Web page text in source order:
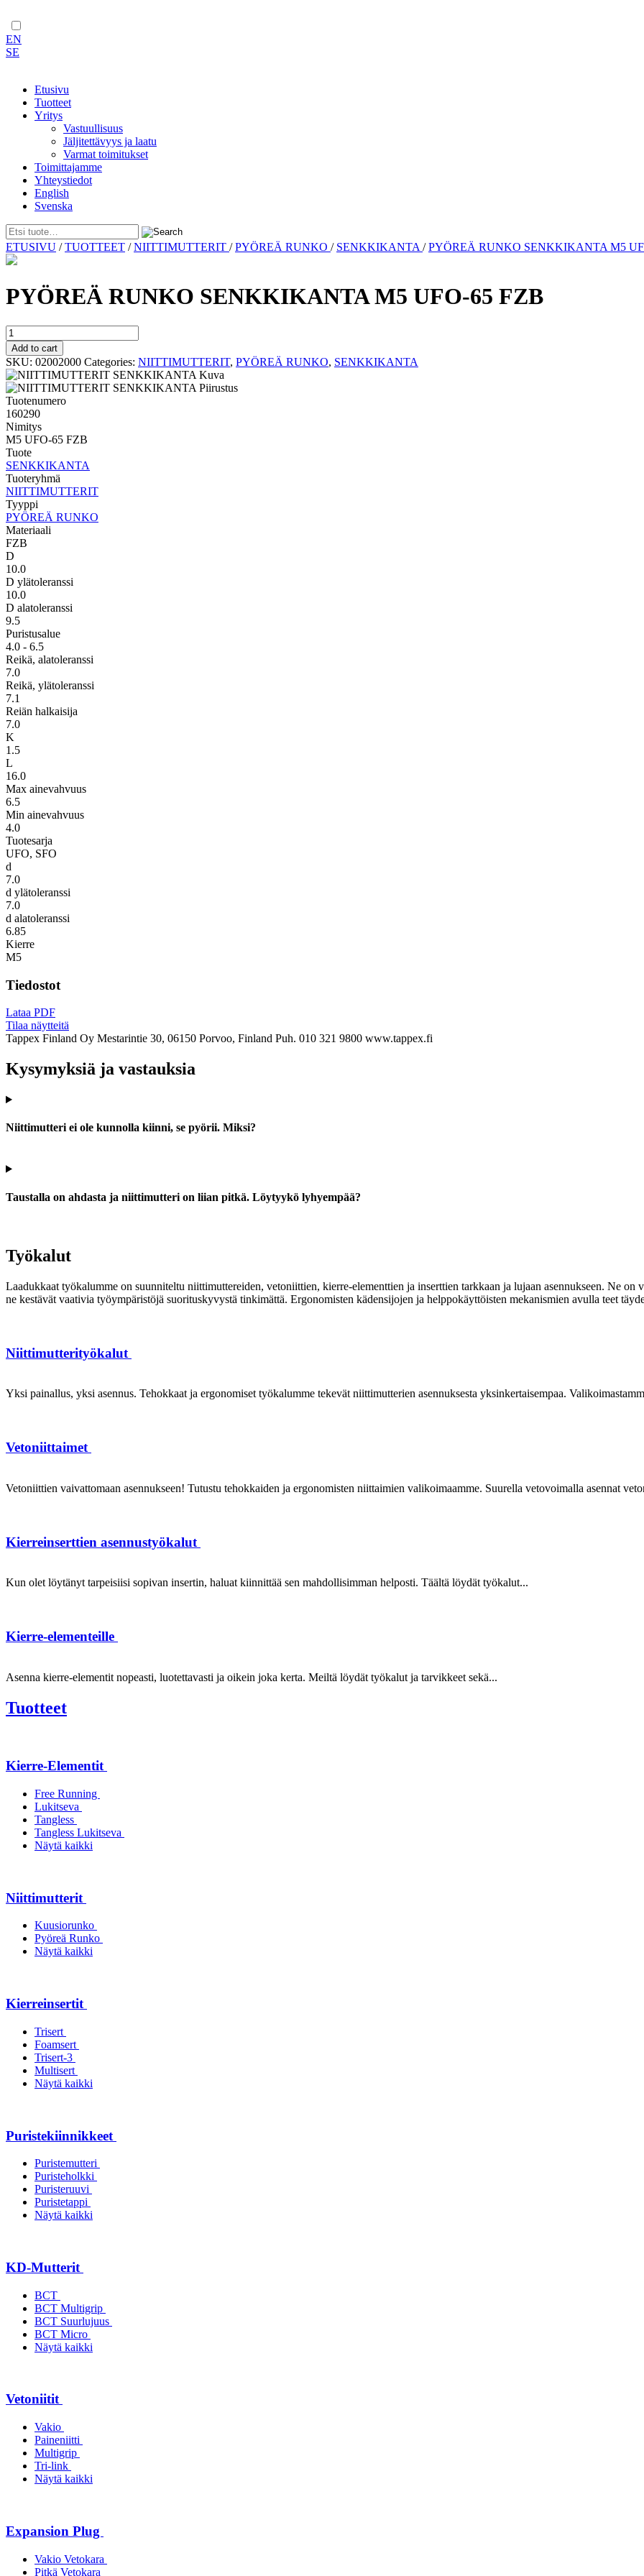
EN
SE
Etusivu
Tuotteet
Yritys
Vastuullisuus
Jäljitettävyys ja laatu
Varmat toimitukset
Toimittajamme
Yhteystiedot
English
Svenska
Skip
to
ETUSIVU /TUOTTEET /NIITTIMUTTERIT /PYÖREÄ RUNKO / SENKKIKANTA /PYÖREÄ RUNKO SENKKIKANTA M5
PYÖREÄ RUNKO SENKKIKANTA M5 UFO-65 FZB
PYÖREÄ
RUNKO
SENKKIKANTA
M5
UFO-
65
FZB
quantity
Add to cart
SKU: 02002000 Categories: NIITTIMUTTERIT, PYÖREÄ RUNKO, SENKKIKANTA
Tuotenumero
160290
Nimitys
M5 UFO-65 FZB
Tuote
SENKKIKANTA
Tuoteryhmä
NIITTIMUTTERIT
Tyyppi
PYÖREÄ RUNKO
Materiaali
FZB
D
10.0
D ylätoleranssi
10.0
D alatoleranssi
9.5
Puristusalue
4.0 - 6.5
Reikä, alatoleranssi
7.0
Reikä, ylätoleranssi
7.1
Reiän halkaisija
7.0
K
1.5
L
16.0
Max ainevahvuus
6.5
Min ainevahvuus
4.0
Tuotesarja
UFO, SFO
d
7.0
d ylätoleranssi
7.0
d alatoleranssi
6.85
Kierre
M5
Tiedostot
Lataa PDF
Tilaa näytteitä
Tappex Finland Oy Mestarintie 30, 06150 Porvoo, Finland Puh. 010 321 9800 www.tappex.fi
Kysymyksiä ja vastauksia
Niittimutteri ei ole kunnolla kiinni, se pyörii. Miksi?
Taustalla on ahdasta ja niittimutteri on liian pitkä. Löytyykö lyhyempää?
Työkalut
Laadukkaat työkalumme on suunniteltu niittimuttereiden, vetoniittien, kierre-elementtien ja inserttien tarkkaan ja lujaan asennukseen. Ne on
ne kestävät vaativia työympäristöjä suorituskyvystä tinkimättä. Ergonomisten kädensijojen ja helppokäyttöisten mekanismien avulla teet
Niittimutterityökalut
Yksi painallus, yksi asennus. Tehokkaat ja ergonomiset työkalumme tekevät niittimutterien asennuksesta yksinkertaisempaa.
Vetoniittaimet
Vetoniittien vaivattomaan asennukseen! Tutustu tehokkaiden ja ergonomisten niittaimien valikoimaamme. Suurella vetovoimalla asennat
Kierreinserttien asennustyökalut
Kun olet löytänyt tarpeisiisi sopivan insertin, haluat kiinnittää sen mahdollisimman helposti. Täältä löydät työkalut...
Kierre-elementeille
Asenna kierre-elementit nopeasti, luotettavasti ja oikein joka kerta. Meiltä löydät työkalut ja tarvikkeet sekä...
Tuotteet
Kierre-Elementit
Free Running
Lukitseva
Tangless
Tangless Lukitseva
Näytä kaikki
Niittimutterit
Kuusiorunko
Pyöreä Runko
Näytä kaikki
Kierreinsertit
Trisert
Foamsert
Trisert-3
Multisert
Näytä kaikki
Puristekiinnikkeet
Puristemutteri
Puristeholkki
Puristeruuvi
Puristetappi
Näytä kaikki
KD-Mutterit
BCT
BCT Multigrip
BCT Suurlujuus
BCT Micro
Näytä kaikki
Vetoniitit
Vakio
Paineniitti
Multigrip
Tri-link
Näytä kaikki
Expansion Plug
Vakio Vetokara
Pitkä Vetokara